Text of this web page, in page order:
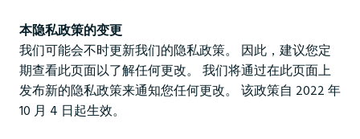
本隐私政策的变更
我们可能会不时更新我们的隐私政策。 因此，建议您定
期查看此页面以了解任何更改。 我们将通过在此页面上
发布新的隐私政策来通知您任何更改。 该政策自 2022 年
10 月 4 日起生效。